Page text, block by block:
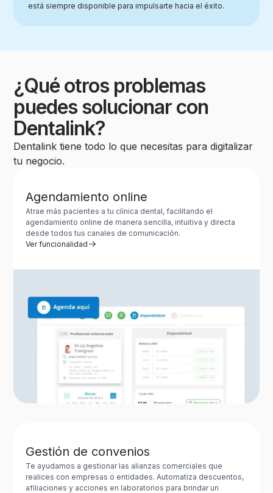
está siempre disponible para impulsarte hacia el éxito.
¿Qué otros problemas
puedes solucionar con
Dentalink?
Dentalink tiene todo lo que necesitas para digitalizar
tu negocio.
Agendamiento online
Atrae más pacientes a tu clínica dental, facilitando el
agendamiento online de manera sencilla, intuitiva y directa
desde todos tus canales de comunicación.
Ver funcionalidad
Gestión de convenios
Te ayudamos a gestionar las alianzas comerciales que
realices con empresas o entidades. Automatiza descuentos,
afiliaciones y acciones en laboratorios para brindar un